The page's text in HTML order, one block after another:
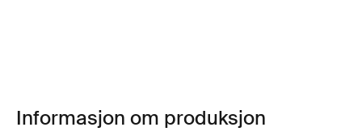
Informasjon om produksjon